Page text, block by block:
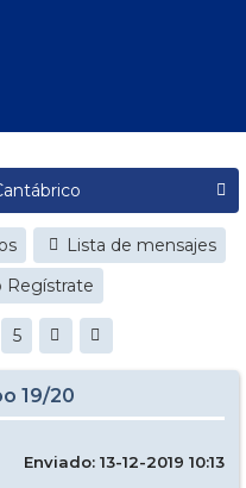
Lista de mensajes
Regístrate
5
19/20
Enviado: 13-12-2019 10:13